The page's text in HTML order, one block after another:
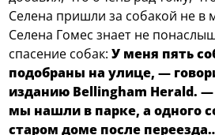
Селена пришли за собакой не в
Селена Гомес знает не
спасение собак:У меня пять
подобраны на улице, —
изданию Bellingham Herald.
мы нашли в парке, а одного
старом доме после